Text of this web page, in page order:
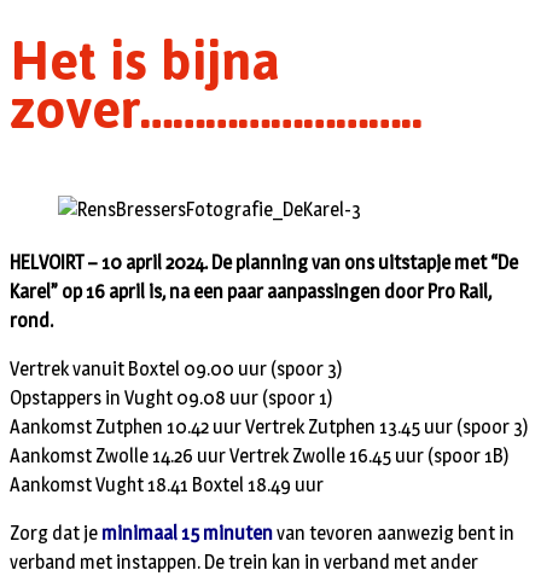
Het is bijna
zover……………………..
HELVOIRT – 10 april 2024. De planning van ons uitstapje met “De
Karel” op 16 april is, na een paar aanpassingen door Pro Rail,
rond.
Vertrek vanuit Boxtel 09.00 uur (spoor 3)
Opstappers in Vught 09.08 uur (spoor 1)
Aankomst Zutphen 10.42 uur Vertrek Zutphen 13.45 uur (spoor 3)
Aankomst Zwolle 14.26 uur Vertrek Zwolle 16.45 uur (spoor 1B)
Aankomst Vught 18.41 Boxtel 18.49 uur
Zorg dat je minimaal 15 minutenvan tevoren aanwezig bent in
verband met instappen. De trein kan in verband met ander